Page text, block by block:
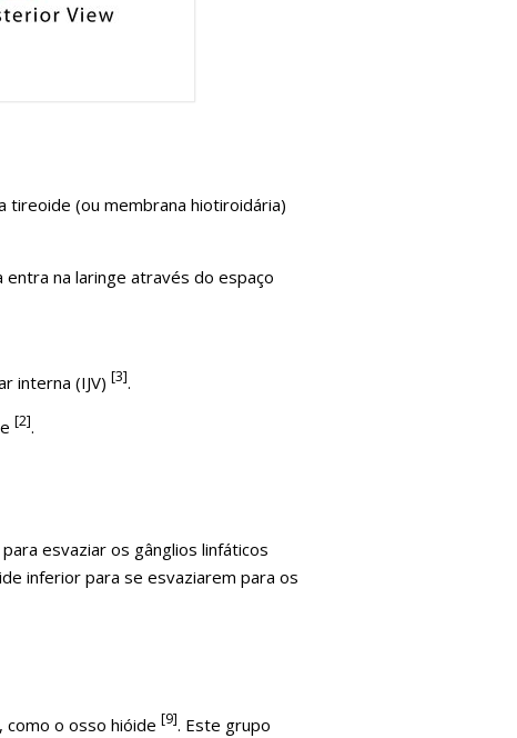
tireoide (ou membrana hiotiroidária)
na laringe através do espaço
interna (IJV) [3].
[2].
esvaziar os gânglios linfáticos
inferior para se esvaziarem para os
o osso hióide [9]. Este grupo